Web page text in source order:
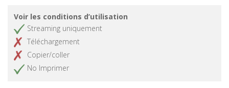
Voir les conditions d’utilisation
Streaming uniquement
Téléchargement
Copier/coller
No Imprimer